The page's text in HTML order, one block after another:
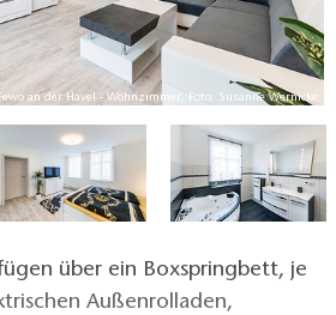
an der Havel - Wohnzimmer, Foto: Susanne Wernicke
über ein Boxspringbett, je
Außenrolladen,